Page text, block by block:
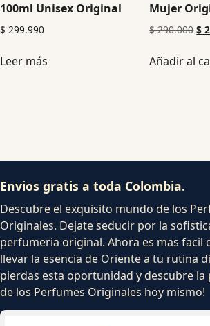
100ml Unisex Original
$ 299.990
Leer más
Mujer
$290.000 $
Añadir al
Envios gratis a toda Colombia.
Descubre el exquisito mundo de los
Originales. Dejate seducir por la
perfumeria original. Ahora es mas facil
llevar la esencia de Oriente a tu rutina
pierdas esta oportunidad y descubre la
de los Perfumes Originales hoy mismo!